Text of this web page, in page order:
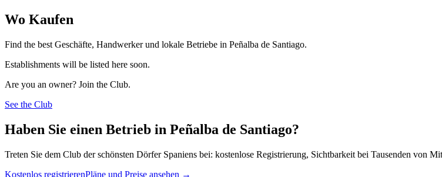
Wo Kaufen
Find the best Geschäfte, Handwerker und lokale Betriebe in Peñalba de Santiago.
Establishments will be listed here soon.
Are you an owner? Join the Club.
See the Club
Haben Sie einen Betrieb in Peñalba de Santiago?
Treten Sie dem Club der schönsten Dörfer Spaniens bei: kostenlose Registrierung, Sichtbarkeit bei Tausenden von
Kostenlos registrierenPläne und Preise ansehen →